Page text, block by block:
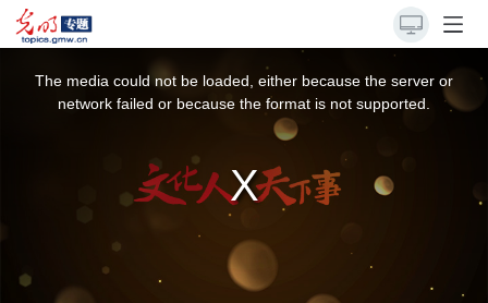
The media could not be loaded, either because the server or
network failed or because the format is not supported.